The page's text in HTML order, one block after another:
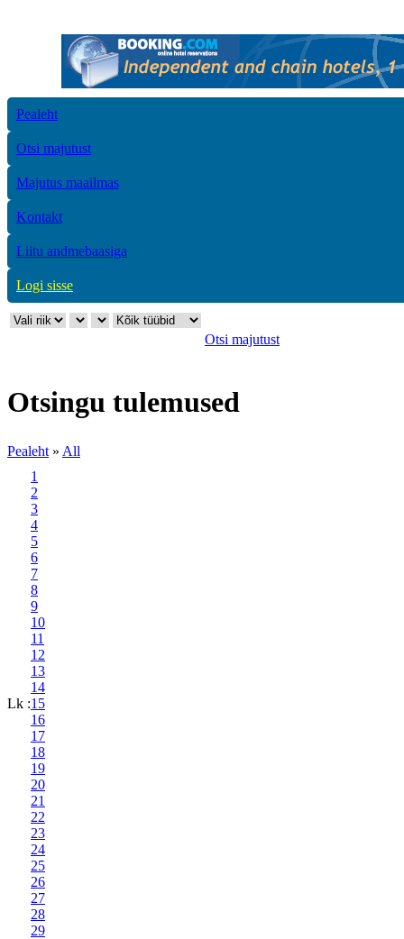
Pealeht
Otsi majutust
Majutus maailmas
Kontakt
Liitu andmebaasiga
Logi sisse
Otsi majutust
Otsingu tulemused
Pealeht » All
Lk :
1
2
3
4
5
6
7
8
9
10
11
12
13
14
15
16
17
18
19
20
21
22
23
24
25
26
27
28
29